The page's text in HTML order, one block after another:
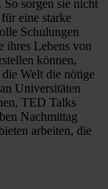
sorgen sie nicht
eine starke
Schulungen
ihres Lebens von
können,
Welt die nötige
Universitäten
TED Talks
Nachmittag
arbeiten, die